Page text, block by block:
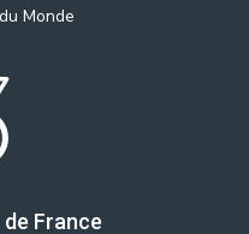
Monde
France